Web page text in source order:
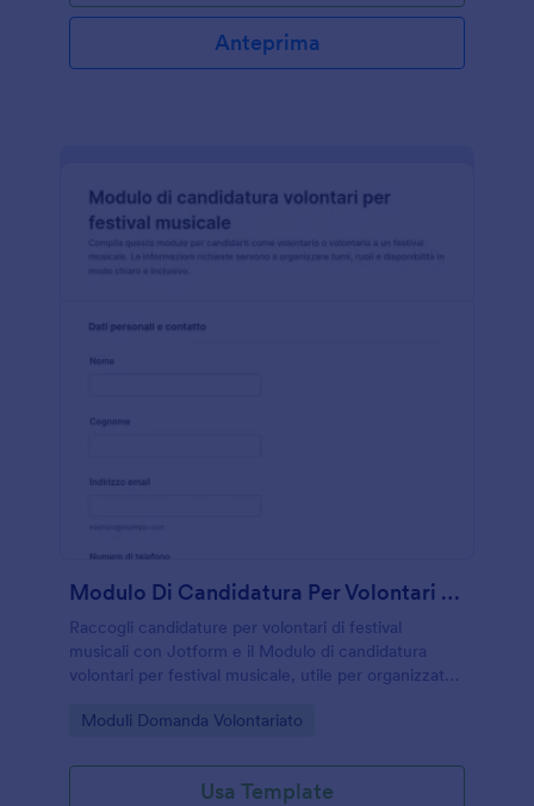
Anteprima
Modulo Di Candidatura Per Volontari Del Festival Musicale
Raccogli candidature per volontari di festival
musicali con Jotform e il Modulo di candidatura
volontari per festival musicale, utile per organizzatori
e centralizzare la data collection online.
Go to Category:
Moduli Domanda Volontariato
Usa Template